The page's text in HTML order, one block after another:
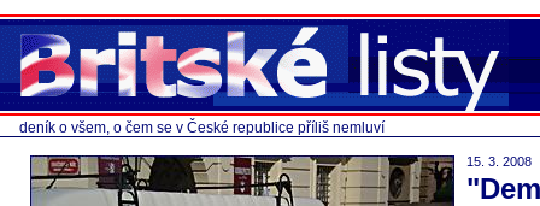
deník o všem, o čem se v České republice příliš nemluví
15. 3. 2008